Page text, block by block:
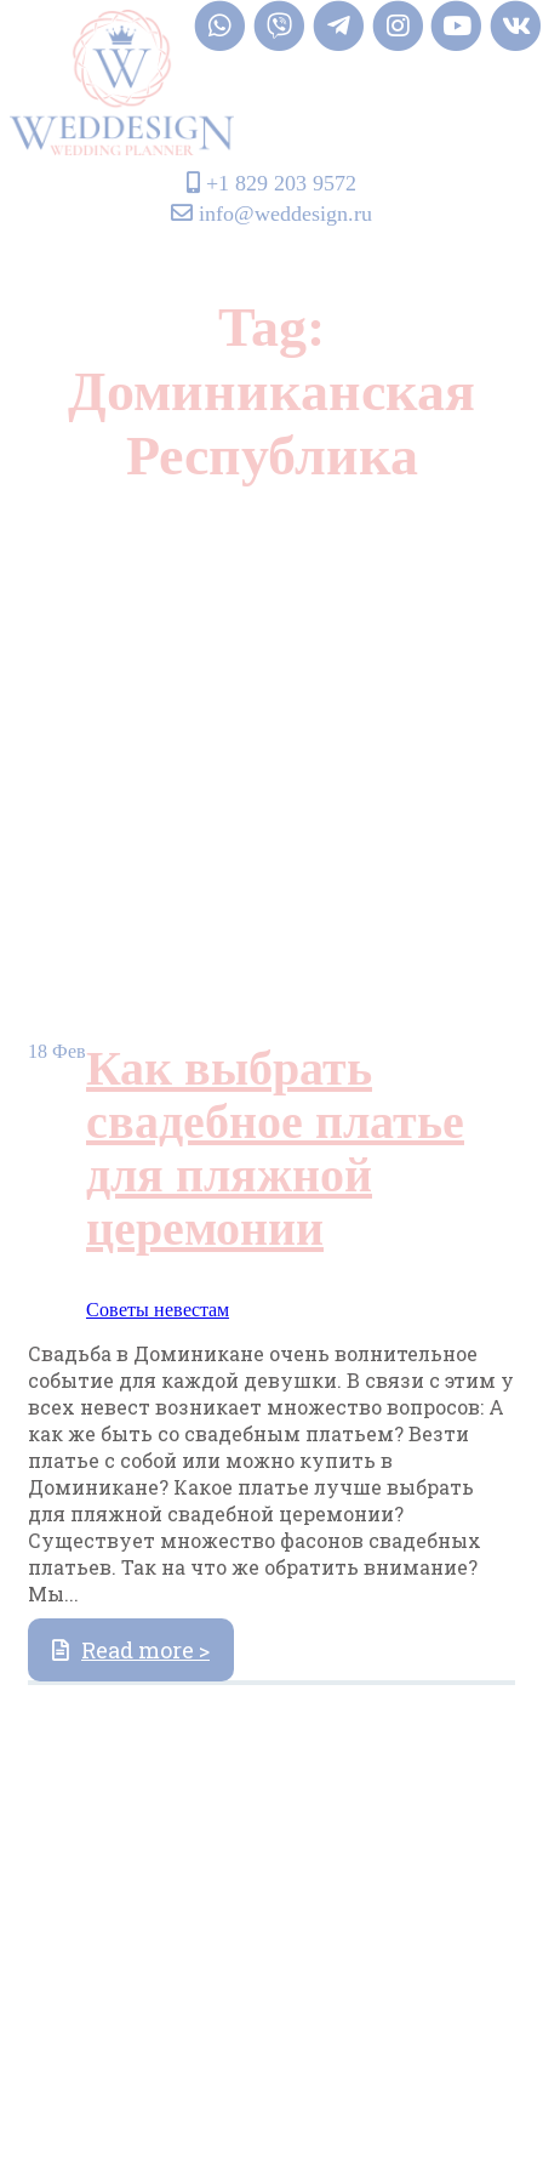
+1 829 203 9572
info@weddesign.ru
Tag:
Доминиканская
Республика
18 ФевКак выбрать
свадебное платье
для пляжной
церемонии
Советы невестам
Свадьба в Доминикане очень волнительное
событие для каждой девушки. В связи с этим у
всех невест возникает множество вопросов: А
как же быть со свадебным платьем? Везти
платье с собой или можно купить в
Доминикане? Какое платье лучше выбрать
для пляжной свадебной церемонии?
Существует множество фасонов свадебных
платьев. Так на что же обратить внимание?
Мы...
Read more >